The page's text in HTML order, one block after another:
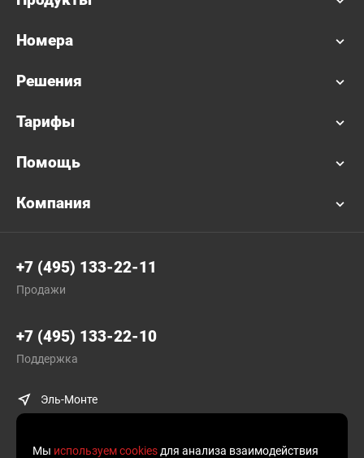
Номера
Решения
Тарифы
Помощь
Компания
+7 (495) 133-22-11
Продажи
+7 (495) 133-22-10
Поддержка
Эль-Монте
Мы используем cookies для анализа взаимодействия